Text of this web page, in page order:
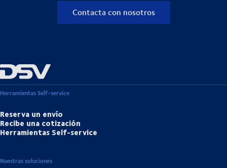
Contacta con nosotros
Herramientas Self-service
Reserva un envío
Recibe una cotización
Herramientas Self-service
Nuestras soluciones